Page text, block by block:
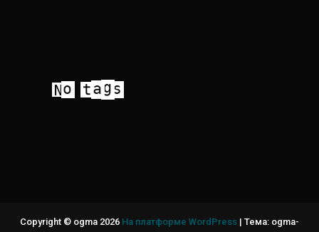
Copyright © ogma 2026 На платформе WordPress | Тема: ogma-